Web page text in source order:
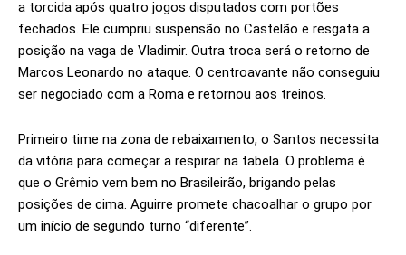
a torcida após quatro jogos disputados com portões
fechados. Ele cumpriu suspensão no Castelão e resgata a
posição na vaga de Vladimir. Outra troca será o retorno de
Marcos Leonardo no ataque. O centroavante não conseguiu
ser negociado com a Roma e retornou aos treinos.
Primeiro time na zona de rebaixamento, o Santos necessita
da vitória para começar a respirar na tabela. O problema é
que o Grêmio vem bem no Brasileirão, brigando pelas
posições de cima. Aguirre promete chacoalhar o grupo por
um início de segundo turno “diferente”.